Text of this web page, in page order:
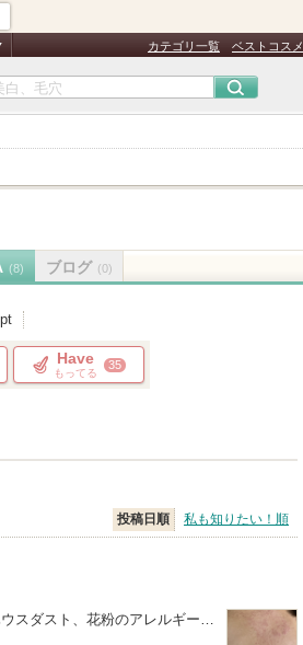
カテゴリ一覧 ベストコスメ
(8) ブログ (0)
Have
もってる
35
投稿日順 私も知りたい！順
スダスト、花粉のアレルギー…